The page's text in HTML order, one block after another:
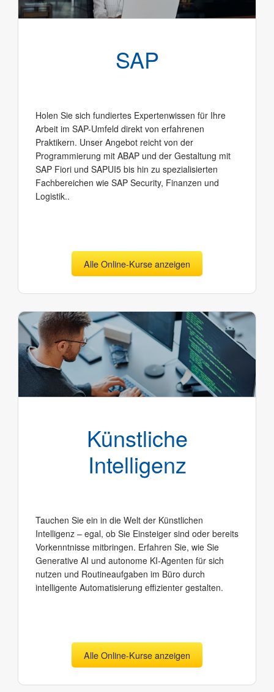
SAP
Holen Sie sich fundiertes Expertenwissen für Ihre
Arbeit im SAP-Umfeld direkt von erfahrenen
Praktikern. Unser Angebot reicht von der
Programmierung mit ABAP und der Gestaltung mit
SAP Fiori und SAPUI5 bis hin zu spezialisierten
Fachbereichen wie SAP Security, Finanzen und
Logistik..
Alle Online-Kurse anzeigen
Künstliche
Intelligenz
Tauchen Sie ein in die Welt der Künstlichen
Intelligenz – egal, ob Sie Einsteiger sind oder bereits
Vorkenntnisse mitbringen. Erfahren Sie, wie Sie
Generative AI und autonome KI-Agenten für sich
nutzen und Routineaufgaben im Büro durch
intelligente Automatisierung effizienter gestalten.
Alle Online-Kurse anzeigen